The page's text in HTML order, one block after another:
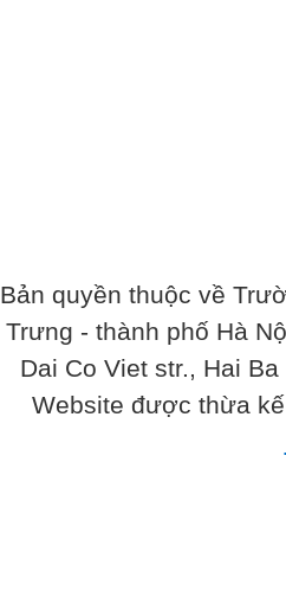
Bản quyền thuộc về
Trưng - thành phố Hà
Dai Co Viet str., Hai
Website được thừa